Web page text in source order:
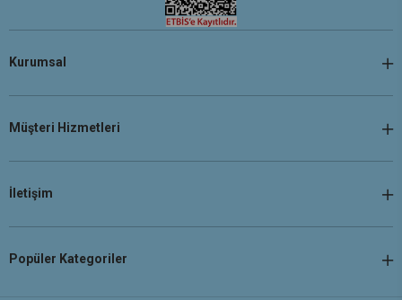
Kurumsal
Müşteri Hizmetleri
İletişim
Popüler Kategoriler